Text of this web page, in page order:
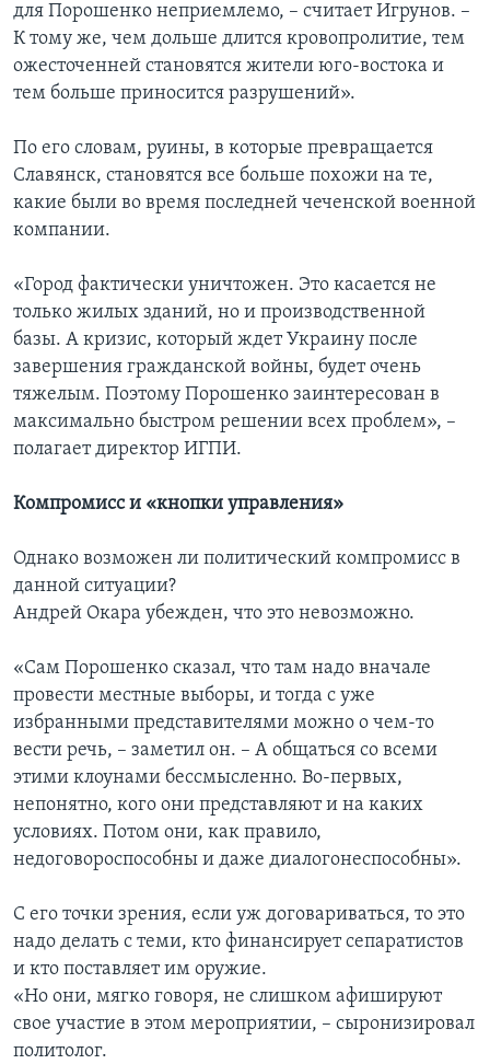
для Порошенко неприемлемо, – считает Игрунов. –
К тому же, чем дольше длится кровопролитие, тем
ожесточенней становятся жители юго-востока и
тем больше приносится разрушений».
По его словам, руины, в которые превращается
Славянск, становятся все больше похожи на те,
какие были во время последней чеченской военной
компании.
«Город фактически уничтожен. Это касается не
только жилых зданий, но и производственной
базы. А кризис, который ждет Украину после
завершения гражданской войны, будет очень
тяжелым. Поэтому Порошенко заинтересован в
максимально быстром решении всех проблем», –
полагает директор ИГПИ.
Компромисс и «кнопки управления»
Однако возможен ли политический компромисс в
данной ситуации?
Андрей Окара убежден, что это невозможно.
«Сам Порошенко сказал, что там надо вначале
провести местные выборы, и тогда с уже
избранными представителями можно о чем-то
вести речь, – заметил он. – А общаться со всеми
этими клоунами бессмысленно. Во-первых,
непонятно, кого они представляют и на каких
условиях. Потом они, как правило,
недоговороспособны и даже диалогонеспособны».
С его точки зрения, если уж договариваться, то это
надо делать с теми, кто финансирует сепаратистов
и кто поставляет им оружие.
«Но они, мягко говоря, не слишком афишируют
свое участие в этом мероприятии, – сыронизировал
политолог.